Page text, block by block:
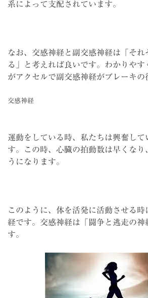
系によって支配されています。
なお、交感神経と副交感神経は「それ
る」と考えれば良いです。わかりや
がアクセルで副交感神経がブレーキの
交感神経
運動をしている時、私たちは興奮して
す。この時、心臓の拍動数は早くなり
うになります。
このように、体を活発に活動させる
経です。交感神経は「闘争と逃走の神
す。